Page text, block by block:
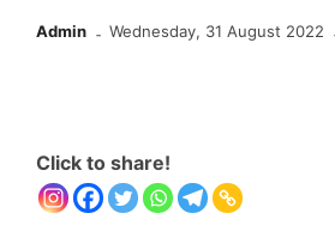
Admin Wednesday, 31 August 2022
Click to share!